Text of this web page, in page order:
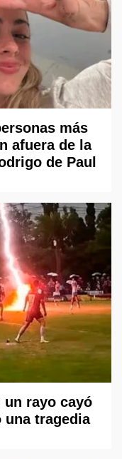
más
afuera de la
de Paul
rayo cayó
tragedia